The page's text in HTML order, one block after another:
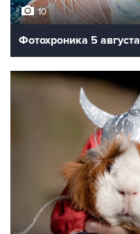
10
Фотохроника 5 августа